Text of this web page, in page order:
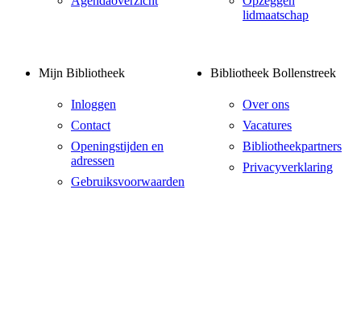
lidmaatschap
Mijn Bibliotheek
Inloggen
Contact
Openingstijden en
adressen
Gebruiksvoorwaarden
Bibliotheek Bollenstreek
Over ons
Vacatures
Bibliotheekpartners
Privacyverklaring